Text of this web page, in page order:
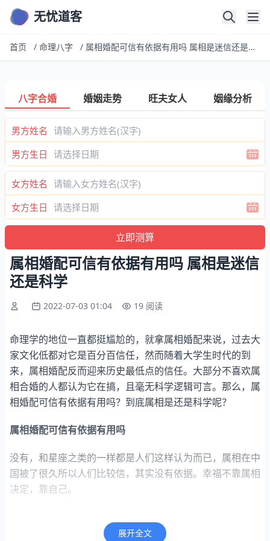
无忧道客
首页 / 命理八字 / 属相婚配可信有依据有用吗 属相是迷信还是科学
八字合婚 婚姻走势 旺夫女人 姻缘分析
男方姓名
男方生日
女方姓名
女方生日
属相婚配可信有依据有用吗 属相是迷信
还是科学
2022-07-03 01:04 19 阅读
命理学的地位一直都挺尴尬的，就拿属相婚配来说，过去大
家文化低都对它是百分百信任，然而随着大学生时代的到
来，属相婚配反而迎来历史最低点的信任。大部分不喜欢属
相合婚的人都认为它在搞，且毫无科学逻辑可言。那么，属
相婚配可信有依据有用吗？到底属相是还是科学呢？
属相婚配可信有依据有用吗
没有，和星座之类的一样都是人们这样认为而已，属相在中
国被了很久所以人们比较信，其实没有依据。幸福不靠属相
决定，靠自己。
肖婚配只是反映了这个年份的五行特征，也即性格特点，而
展开全文